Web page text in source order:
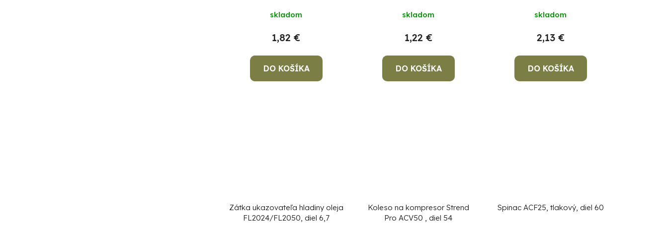
skladom
1,82 €
DO KOŠÍKA
skladom
1,22 €
DO KOŠÍKA
skladom
2,13 €
DO KOŠÍKA
Zátka ukazovateľa hladiny oleja
FL2024/FL2050, diel 6,7
Koleso na kompresor Strend
Pro ACV50 , diel 54
Spinac ACF25, tlakový, diel 60